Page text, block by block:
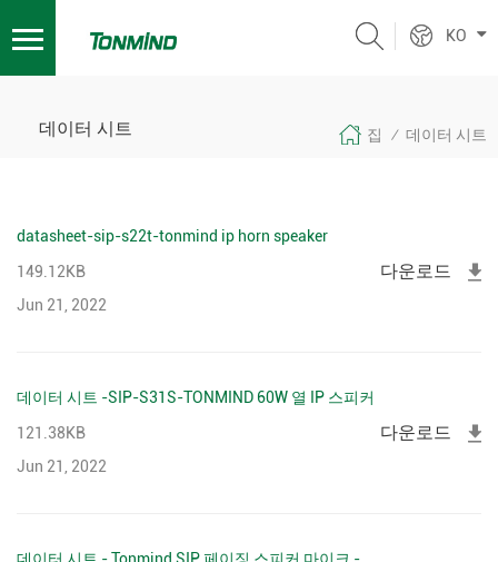
KO
데이터 시트 집 / 데이터 시트
datasheet-sip-s22t-tonmind ip horn speaker
149.12KB
Jun 21, 2022
다운로드
데이터 시트 -SIP-S31S-TONMIND 60W 열 IP 스피커
121.38KB
Jun 21, 2022
다운로드